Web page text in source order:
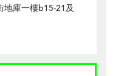
地庫一樓b15-21及